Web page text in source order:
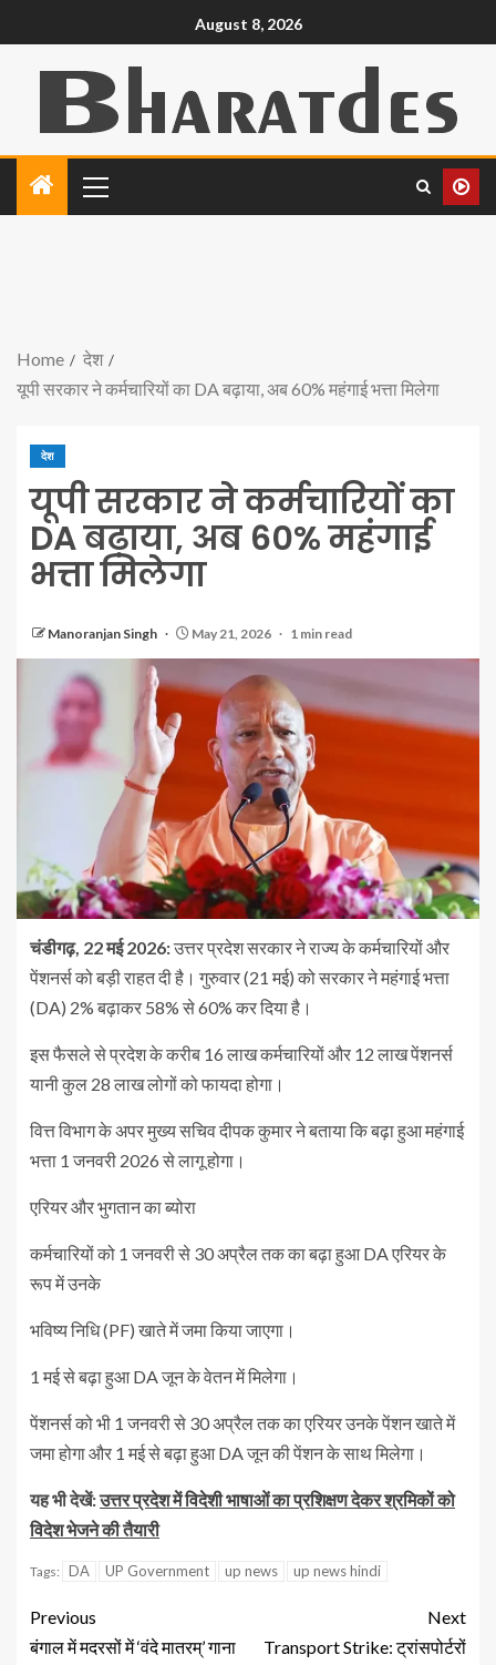
August 8, 2026
Home
देश
यूपी सरकार ने कर्मचारियों का DA बढ़ाया, अब 60% महंगाई भत्ता मिलेगा
देश
यूपी सरकार ने कर्मचारियों का
DA बढ़ाया, अब 60% महंगाई
भत्ता मिलेगा
Manoranjan Singh May 21, 2026 1 min read
चंडीगढ़, 22 मई 2026:उत्तर प्रदेश सरकार ने राज्य के कर्मचारियों और
पेंशनर्स को बड़ी राहत दी है। गुरुवार (21 मई) को सरकार ने महंगाई भत्ता
(DA) 2% बढ़ाकर 58% से 60% कर दिया है।
इस फैसले से प्रदेश के करीब 16 लाख कर्मचारियों और 12 लाख पेंशनर्स
यानी कुल 28 लाख लोगों को फायदा होगा।
वित्त विभाग के अपर मुख्य सचिव दीपक कुमार ने बताया कि बढ़ा हुआ महंगाई
भत्ता 1 जनवरी 2026 से लागू होगा।
एरियर और भुगतान का ब्योरा
कर्मचारियों को 1 जनवरी से 30 अप्रैल तक का बढ़ा हुआ DA एरियर के
रूप में उनके
भविष्य निधि (PF) खाते में जमा किया जाएगा।
1 मई से बढ़ा हुआ DA जून के वेतन में मिलेगा।
पेंशनर्स को भी 1 जनवरी से 30 अप्रैल तक का एरियर उनके पेंशन खाते में
जमा होगा और 1 मई से बढ़ा हुआ DA जून की पेंशन के साथ मिलेगा।
यह भी देखें:उत्तर प्रदेश में विदेशी भाषाओं का प्रशिक्षण देकर श्रमिकों को
विदेश भेजने की तैयारी
Tags: DA UP Government up news up news hindi
Previous
बंगाल में मदरसों में ‘वंदे मातरम्’ गाना
Next
Transport Strike: ट्रांसपोर्टरों